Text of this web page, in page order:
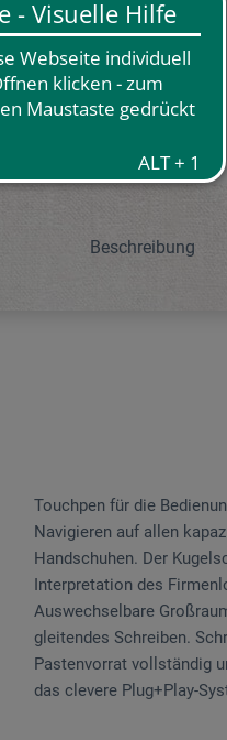
Beschreibung
Touchpen für die
Navigieren auf allen
Handschuhen. Der
Interpretation des
Auswechselbare
gleitendes Schreiben.
Pastenvorrat vollständig
das clevere Plug+Play-